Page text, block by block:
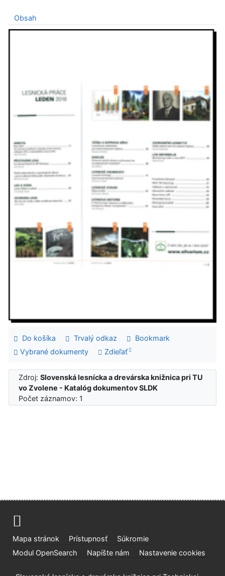
Obsah
Do košíka Trvalý odkaz
Bookmark
Vybrané dokumenty
Zdieľať
Zdroj:Slovenská lesnícka a drevárska knižnica pri TU
vo Zvolene - Katalóg dokumentov SLDK
Počet záznamov: 1
Mapa stránok Prístupnosť
Súkromie
Modul OpenSearch
Napíšte nám Nastavenie cookies